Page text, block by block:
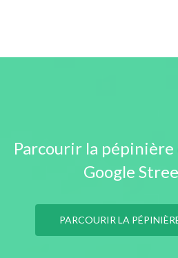
Parcourir la
Google
PARCOURIR LA